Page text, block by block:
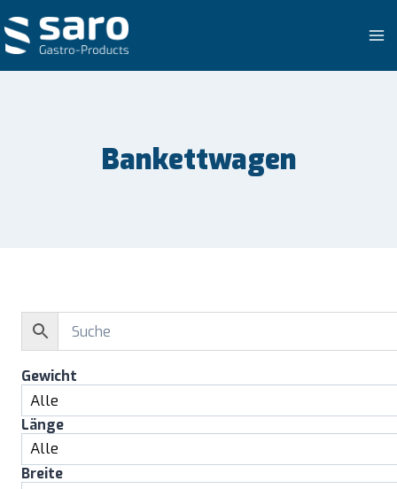
Inhalt
springen
Bankettwagen
Gewicht
Länge
Breite